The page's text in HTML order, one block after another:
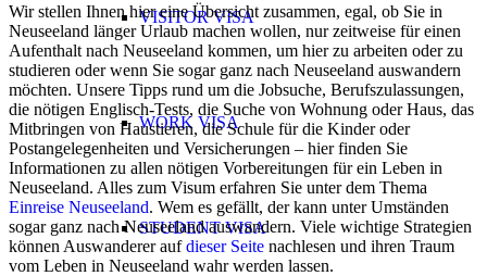
VISITOR VISA
WORK VISA
STUDENT VISA
Wir stellen Ihnen hier eine Übersicht zusammen, egal, ob Sie in
Neuseeland länger Urlaub machen wollen, nur zeitweise für einen
Aufenthalt nach Neuseeland kommen, um hier zu arbeiten oder zu
studieren oder wenn Sie sogar ganz nach Neuseeland auswandern
möchten. Unsere Tipps rund um die Jobsuche, Berufszulassungen,
die nötigen Englisch-Tests, die Suche von Wohnung oder Haus, das
Mitbringen von Haustieren, die Schule für die Kinder oder
Postangelegenheiten und Versicherungen – hier finden Sie
Informationen zu allen nötigen Vorbereitungen für ein Leben in
Neuseeland. Alles zum Visum erfahren Sie unter dem Thema
Einreise Neuseeland. Wem es gefällt, der kann unter Umständen
sogar ganz nach Neuseeland auswandern. Viele wichtige Strategien
können Auswanderer aufdieser Seite nachlesen und ihren Traum
vom Leben in Neuseeland wahr werden lassen.